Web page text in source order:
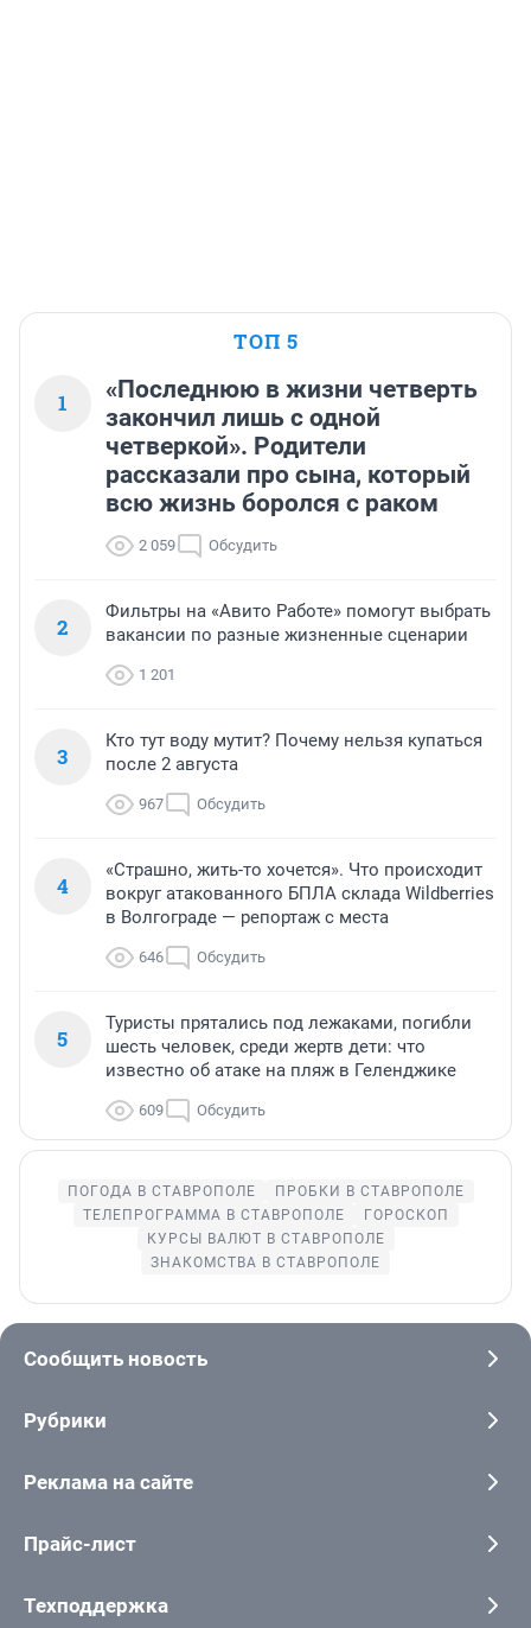
ТОП 5
1
«Последнюю в жизни четверть
закончил лишь с одной
четверкой». Родители
рассказали про сына, который
всю жизнь боролся с раком
2 059 Обсудить
2
Фильтры на «Авито Работе» помогут выбрать
вакансии по разные жизненные сценарии
1 201
3
Кто тут воду мутит? Почему нельзя купаться
после 2 августа
967 Обсудить
4
«Страшно, жить-то хочется». Что происходит
вокруг атакованного БПЛА склада Wildberries
в Волгограде — репортаж с места
646 Обсудить
5
Туристы прятались под лежаками, погибли
шесть человек, среди жертв дети: что
известно об атаке на пляж в Геленджике
609 Обсудить
ПОГОДА В СТАВРОПОЛЕ
ПРОБКИ В СТАВРОПОЛЕ
ТЕЛЕПРОГРАММА В СТАВРОПОЛЕ
ГОРОСКОП
КУРСЫ ВАЛЮТ В СТАВРОПОЛЕ
ЗНАКОМСТВА В СТАВРОПОЛЕ
Сообщить новость
Рубрики
Реклама на сайте
Прайс-лист
Техподдержка